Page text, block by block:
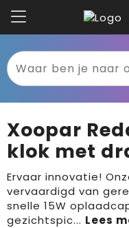
Textiel
Werkkleding
Sport
Tassen
Kariban
B&C
Gildan
Clique
Xoopar
klok met
Ervaar innovatie!
vervaardigd van
snelle 15W
gezichtspic...